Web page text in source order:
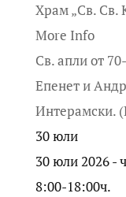
Храм „Св. Св.
More Info
Св. апли от
Епенет и
Интерамски.
30юли
30 юли 2026 -
8:00-18:00ч.